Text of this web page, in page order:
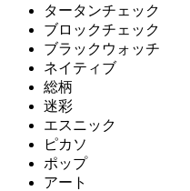
タータンチェック
ブロックチェック
ブラックウォッチ
ネイティブ
総柄
迷彩
エスニック
ピカソ
ポップ
アート